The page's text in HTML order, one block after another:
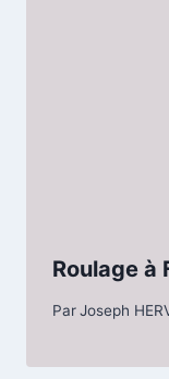
Roulage à
ParJoseph